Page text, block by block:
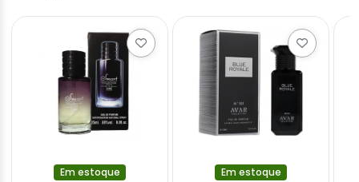
Em estoque Em estoque